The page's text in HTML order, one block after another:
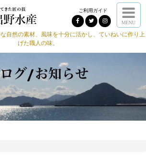
ご利用ガイド
MENU
自然の素材、風味を十分に活かし、ていねいに作り上
げた職人の味。